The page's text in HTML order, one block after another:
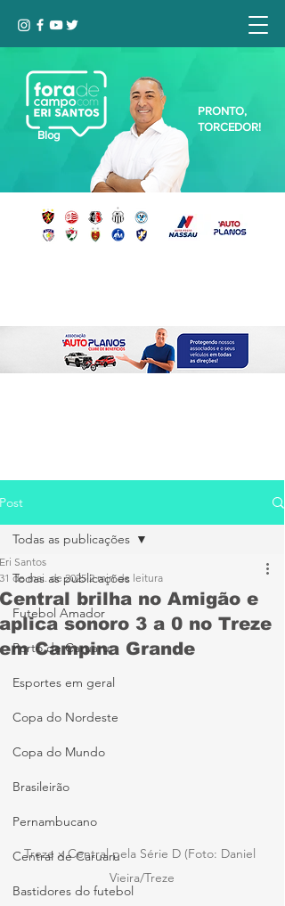
Blog
PRONTO,
TORCEDOR!
Post
Todas as publicações
Futebol Amador
Porto de Caruaru
Esportes em geral
Copa do Nordeste
Copa do Mundo
Brasileirão
Pernambucano
Central de Caruaru
Bastidores do futebol
Todas as publicações
Central brilha no Amigão e
aplica sonoro 3 a 0 no Treze
em Campina Grande
Eri Santos
31 de mai. de 2025 2 min de leitura
Treze x Central pela Série D (Foto: Daniel
Vieira/Treze